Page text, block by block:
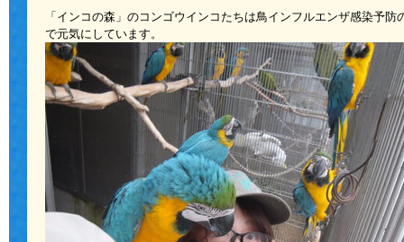
「インコの森」のコンゴウインコたちは鳥インフルエンザ感染予
で元気にしています。